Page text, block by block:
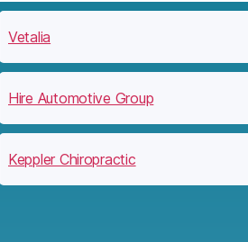
Vetalia
Hire Automotive Group
Keppler Chiropractic